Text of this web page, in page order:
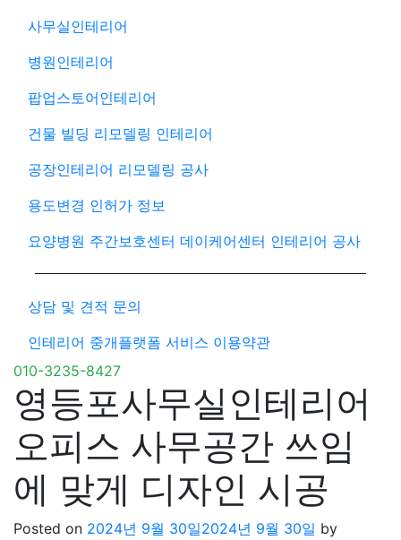
사무실인테리어
병원인테리어
팝업스토어인테리어
건물 빌딩 리모델링 인테리어
공장인테리어 리모델링 공사
용도변경 인허가 정보
요양병원 주간보호센터 데이케어센터 인테리어 공사
상담 및 견적 문의
인테리어 중개플랫폼 서비스 이용약관
010-3235-8427
영등포사무실인테리어
오피스 사무공간 쓰임
에 맞게 디자인 시공
Posted on 2024년 9월 30일2024년 9월 30일 by